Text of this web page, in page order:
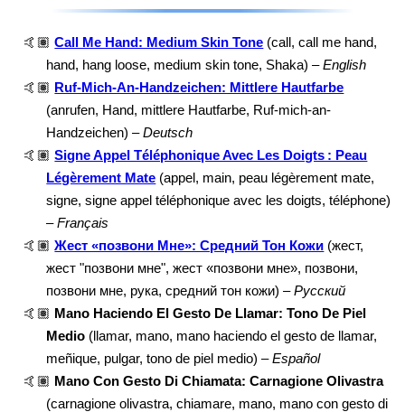
🤙🏽 Call Me Hand: Medium Skin Tone (call, call me hand,
hand, hang loose, medium skin tone, Shaka) –English
🤙🏽 Ruf-Mich-An-Handzeichen: Mittlere Hautfarbe
(anrufen, Hand, mittlere Hautfarbe, Ruf-mich-an-
Handzeichen) –Deutsch
🤙🏽 Signe Appel Téléphonique Avec Les Doigts : Peau
Légèrement Mate (appel, main, peau légèrement mate,
signe, signe appel téléphonique avec les doigts, téléphone)
–Français
🤙🏽 Жест «позвони Мне»: Средний Тон Кожи (жест,
жест "позвони мне", жест «позвони мне», позвони,
позвони мне, рука, средний тон кожи) –Русский
🤙🏽 Mano Haciendo El Gesto De Llamar: Tono De Piel
Medio (llamar, mano, mano haciendo el gesto de llamar,
meñique, pulgar, tono de piel medio) –Español
🤙🏽 Mano Con Gesto Di Chiamata: Carnagione Olivastra
(carnagione olivastra, chiamare, mano, mano con gesto di